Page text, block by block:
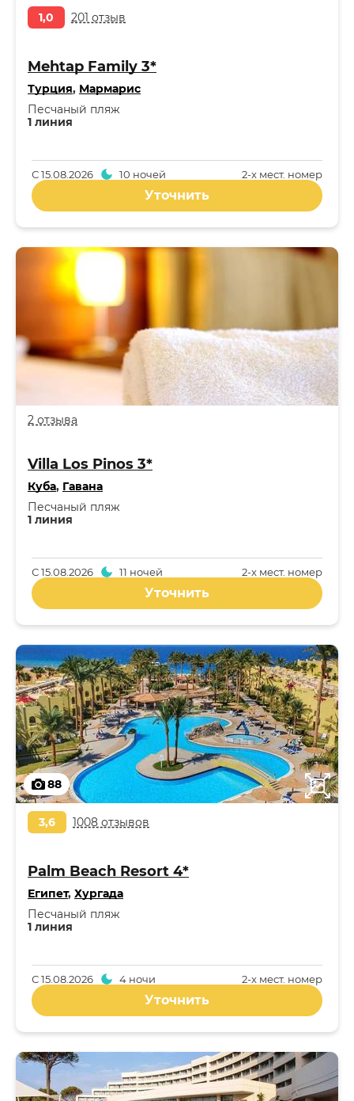
1,0 201 отзыв
Mehtap Family 3*
Турция, Мармарис
1 линия
Песчаный пляж
2-x мест. номер
С15.08.2026 10 ночей
Уточнить
2 отзыва
Villa Los Pinos 3*
Куба, Гавана
1 линия
Песчаный пляж
2-x мест. номер
С15.08.2026 11 ночей
Уточнить
88
3,6 1008 отзывов
Palm Beach Resort 4*
Египет, Хургада
1 линия
Песчаный пляж
2-x мест. номер
С15.08.2026 4 ночи
Уточнить